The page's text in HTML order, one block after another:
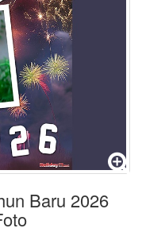
Baru 2026